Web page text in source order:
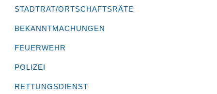
STADTRAT/ORTSCHAFTSRÄTE
BEKANNTMACHUNGEN
FEUERWEHR
POLIZEI
RETTUNGSDIENST